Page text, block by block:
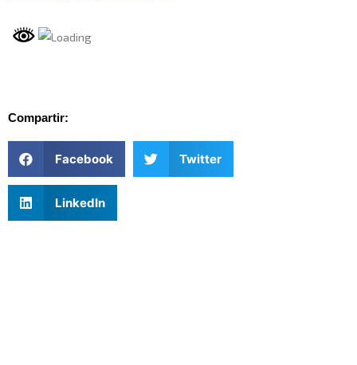
Compartir:
Facebook Twitter
LinkedIn